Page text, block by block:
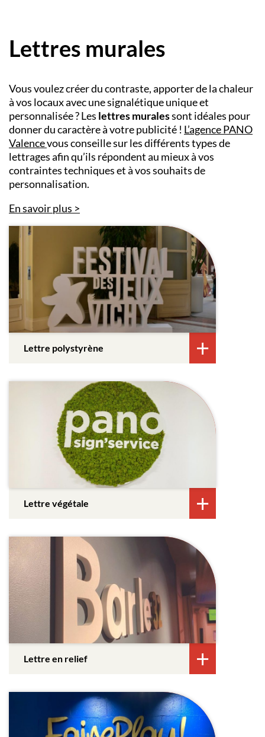
Lettres murales
Vous voulez créer du contraste, apporter de la chaleur
à vos locaux avec une signalétique unique et
personnalisée ? Les lettres muralessont idéales pour
donner du caractère à votre publicité ! L’agence PANO
Valencevous conseille sur les différents types de
lettrages afin qu’ils répondent au mieux à vos
contraintes techniques et à vos souhaits de
personnalisation.
En savoir plus
Lettre polystyrène
Lettre végétale
Lettre en relief